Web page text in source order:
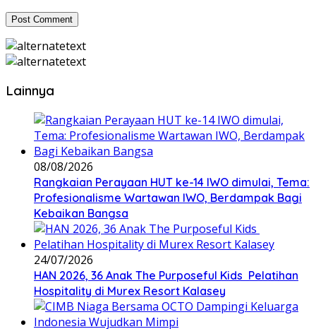
Lainnya
08/08/2026
Rangkaian Perayaan HUT ke-14 IWO dimulai, Tema:
Profesionalisme Wartawan IWO, Berdampak Bagi
Kebaikan Bangsa
24/07/2026
HAN 2026, 36 Anak The Purposeful Kids Pelatihan
Hospitality di Murex Resort Kalasey